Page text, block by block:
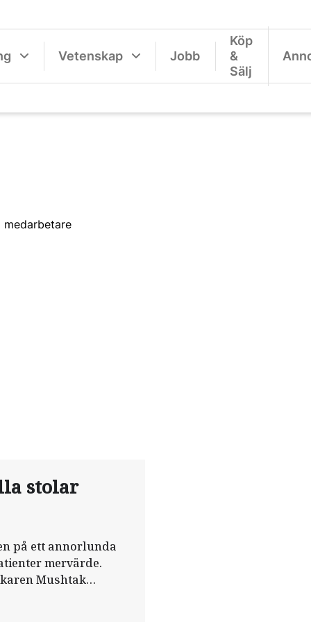
Vetenskap Jobb
Köp
&
Sälj
stolar
på ett annorlunda
mervärde.
Mushtak